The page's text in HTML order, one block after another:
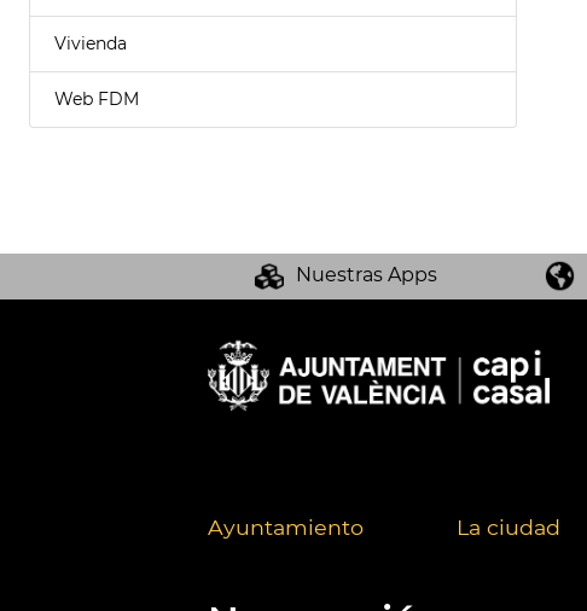
Vivienda
Web FDM
Nuestras Apps
Ayuntamiento La ciudad